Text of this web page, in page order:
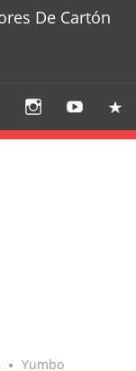
De Cartón
Yumbo